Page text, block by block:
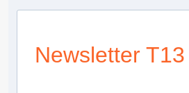
Newsletter T13